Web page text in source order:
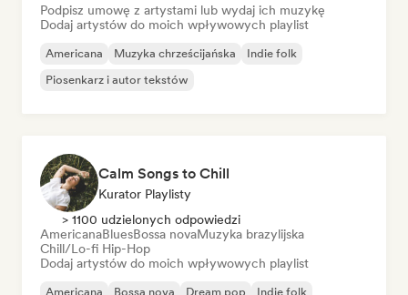
Podpisz umowę z artystami lub wydaj ich muzykę
Dodaj artystów do moich wpływowych playlist
Americana Muzyka chrześcijańska
Indie folk
Piosenkarz i autor tekstów
Calm Songs to Chill
Kurator Playlisty
> 1100 udzielonych odpowiedzi
AmericanaBluesBossa novaMuzyka brazylijska
Chill/Lo-fi Hip-Hop
Dodaj artystów do moich wpływowych playlist
Americana Bossa nova Dream pop Indie folk